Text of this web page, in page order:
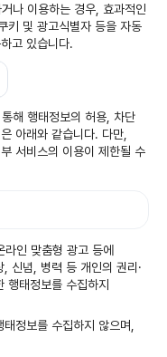
나 이용하는 경우, 효과적인
키 및 광고식별자 등을 자동
고 있습니다.
해 행태정보의 허용, 차단
아래와 같습니다. 다만,
서비스의 이용이 제한될 수
인 맞춤형 광고 등에
신념, 병력 등 개인의 권리·
행태정보를 수집하지
정보를 수집하지 않으며,